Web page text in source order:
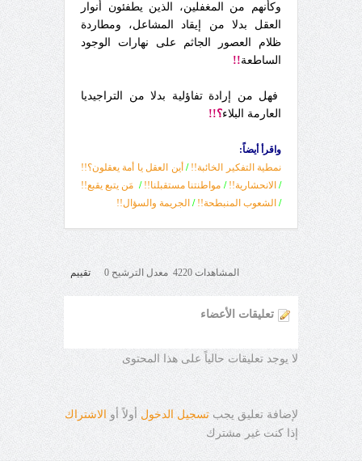
وكأنهم من المغفلين، الذين يطفئون أنوار
العقل بدلا من إيقاد المشاعل، ومطاردة
ظلام العصور الجاثم على نهارات الوجود
الساطعة!!
فهل من إرادة تفاؤلية بدلا من التراجيديا
العارمة البلاء؟!!
واقرأ أيضاً:
نمطية التفكير الخائبة!! / أين العقل يا أمة يعقلون؟!!
/ الانحشارية!! / مواطنتنا مستقبلنا!! / مَن يتبع يقبع!!
/ الشعوب المنبطحة!! / الجريمة والسؤال!!
المشاهدات 4220 معدل الترشيح 0 تقييم
تعليقات الأعضاء
لا يوجد تعليقات حالياً على هذا المحتوى
لإضافة تعليق يجب تسجيل الدخول أولاً أو
الاشتراك
إذا كنت غير مشترك